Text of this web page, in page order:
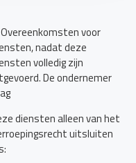
voor
nadat deze
volledig zijn
De ondernemer
diensten alleen van het
uitsluiten